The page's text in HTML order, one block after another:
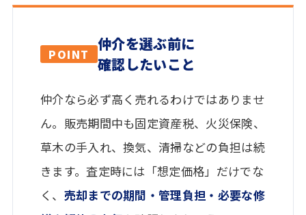
POINT
仲介を選ぶ前に
確認したいこと
仲介なら必ず高く売れるわけではありませ
ん。販売期間中も固定資産税、火災保険、
草木の手入れ、換気、清掃などの負担は続
きます。査定時には「想定価格」だけでな
く、 売却までの期間・管理負担・必要な修